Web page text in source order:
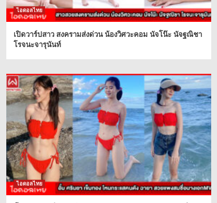
ไอดอลไทย
เปิดวาร์ปสาว สงครามส่งด่วน น้องวิศวะคอม นัจโน๊ะ นัจฐณิชา
โรจนะจารุนันท์
ไอดอลไทย